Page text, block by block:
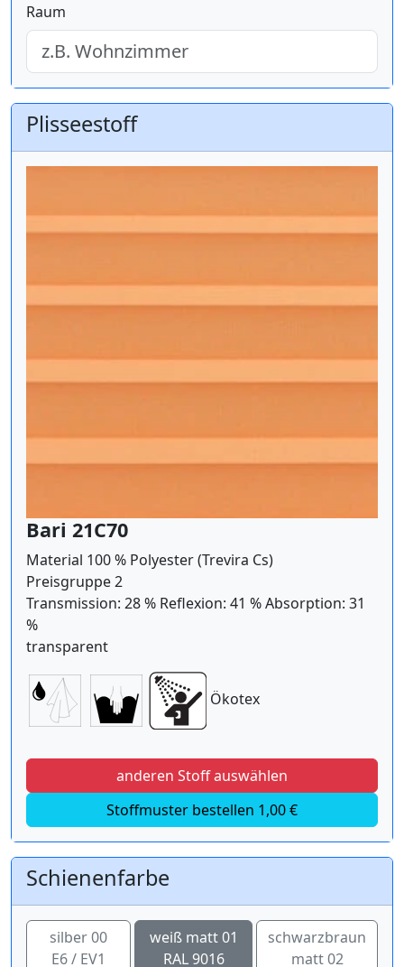
Raum
Plisseestoff
Bari 21C70
Material 100 % Polyester (Trevira Cs)
Preisgruppe 2
Transmission: 28 % Reflexion: 41 % Absorption: 31
%
transparent
Ökotex
anderen Stoff auswählen
Stoffmuster bestellen 1,00 €
Schienenfarbe
silber 00
E6 / EV1
weiß matt 01
RAL 9016
schwarzbraun
matt 02